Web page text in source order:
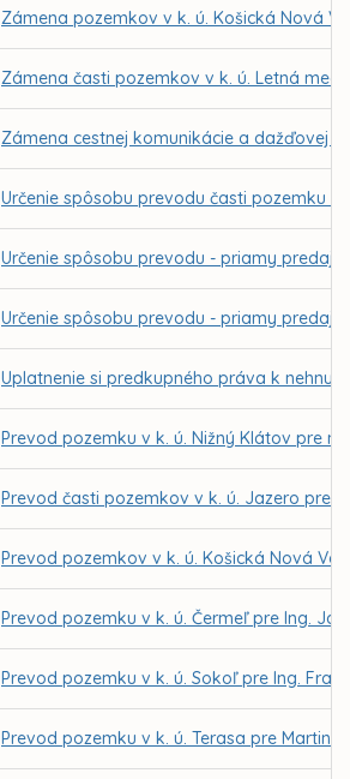
Zámena pozemkov v k. ú. Košická Nová
Zámena časti pozemkov v k. ú. Letná
Zámena cestnej komunikácie a dažďovej
Určenie spôsobu prevodu časti pozemku
Určenie spôsobu prevodu - priamy predaj
Určenie spôsobu prevodu - priamy predaj
Uplatnenie si predkupného práva k
Prevod pozemku v k. ú. Nižný Klátov pre
Prevod časti pozemkov v k. ú. Jazero pre
Prevod pozemkov v k. ú. Košická Nová
Prevod pozemku v k. ú. Čermeľ pre Ing.
Prevod pozemku v k. ú. Sokoľ pre Ing.
Prevod pozemku v k. ú. Terasa pre